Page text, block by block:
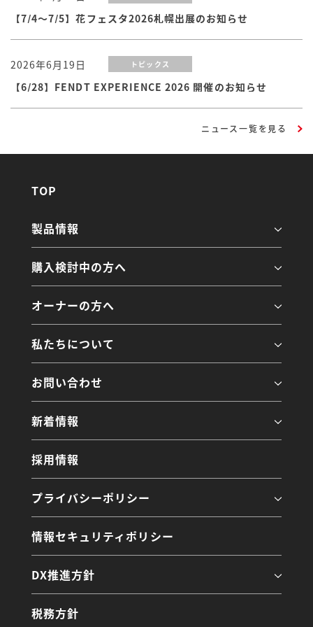
【7/4～7/5】花フェスタ2026札幌出展のお知らせ
2026年6月19日 トピックス
【6/28】FENDT EXPERIENCE 2026 開催のお知らせ
ニュース一覧を見る
TOP
製品情報
購入検討中の方へ
オーナーの方へ
私たちについて
お問い合わせ
新着情報
採用情報
プライバシーポリシー
情報セキュリティポリシー
DX推進方針
税務方針